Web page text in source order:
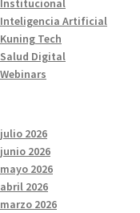
Institucional
Inteligencia Artificial
Kuning Tech
Salud Digital
Webinars
julio 2026
junio 2026
mayo 2026
abril 2026
marzo 2026